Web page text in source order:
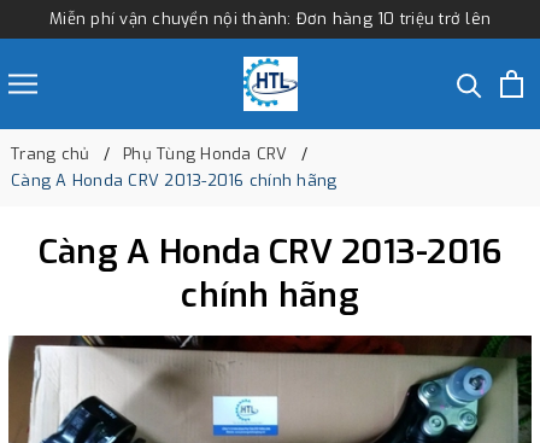
Miễn phí vận chuyển nội thành: Đơn hàng 10 triệu trở lên
Trang chủ
Phụ Tùng Honda CRV
Càng A Honda CRV 2013-2016 chính hãng
Càng A Honda CRV 2013-2016
chính hãng